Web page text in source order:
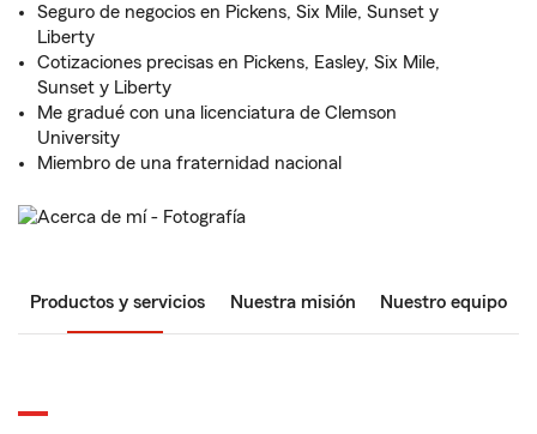
Seguro de negocios en Pickens, Six Mile, Sunset y
Liberty
Cotizaciones precisas en Pickens, Easley, Six Mile,
Sunset y Liberty
Me gradué con una licenciatura de Clemson
University
Miembro de una fraternidad nacional
Productos y servicios Nuestra misión Nuestro equipo